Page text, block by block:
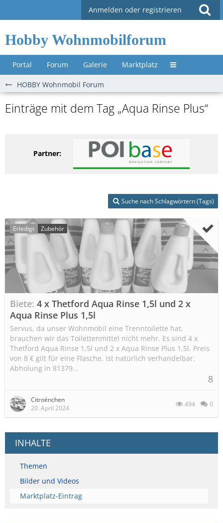
Anmelden oder registrieren
Hobby Wohnmobilforum
Portal Forum Galerie Marktplatz Untermenü »
HOBBY Wohnmobil Forum
Einträge mit dem Tag „Aqua Rinse Plus“
Partner:
Suche nach Schlagwörtern (Tags)
Erledigt Zubehör
Biete 4 x Thetford Aqua Rinse 1,5l und 2 x
Aqua Rinse Plus 1,5l
Servus, da unser Wohnmobil eine Trenntoilette hat,
brauchen wir das Toilettenmittel nicht mehr. Es sind 4 x
Thetford Aqua Rinse 1,5l und 2 x Aqua Rinse Plus 1,5l. Preis
von 8 € gilt für eine Flasche. Ist natürlich verhandelbar.
Abholung in 81379…
8
Citroënchen
20. April 2024
494 0
INHALTE
Themen
Bilder und Videos
Marktplatz-Eintrag